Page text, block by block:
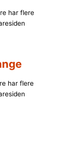
har flere
har flere